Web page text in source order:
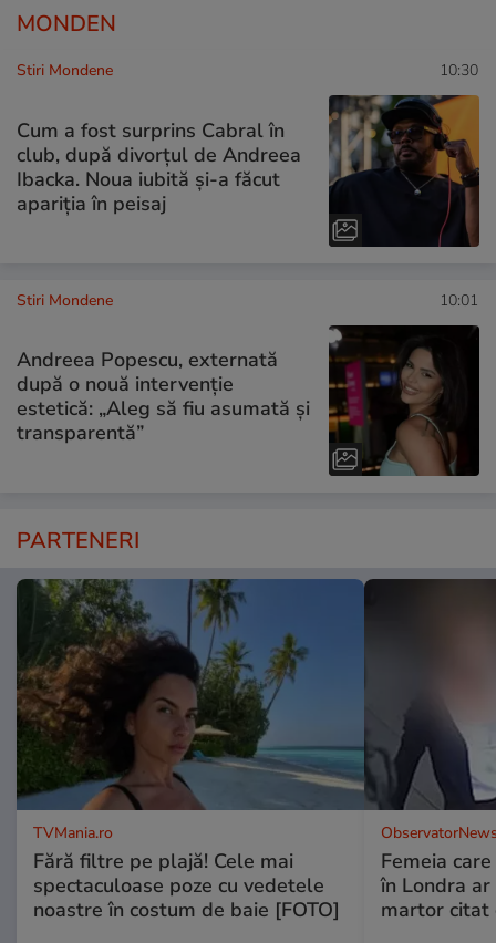
MONDEN
Stiri Mondene 10:30
Cum a fost surprins Cabral în
club, după divorțul de Andreea
Ibacka. Noua iubită și-a făcut
apariția în peisaj
Stiri Mondene 10:01
Andreea Popescu, externată
după o nouă intervenție
estetică: „Aleg să fiu asumată și
transparentă”
PARTENERI
TVMania.ro
Fără filtre pe plajă! Cele mai
spectaculoase poze cu vedetele
noastre în costum de baie [FOTO]
Femeia
în Londra ar
martor citat